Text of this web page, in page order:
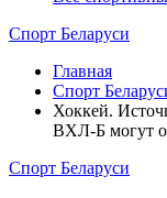
Спорт Беларуси
Главная
Спорт
Хоккей.
ВХЛ-Б могут
Спорт Беларуси